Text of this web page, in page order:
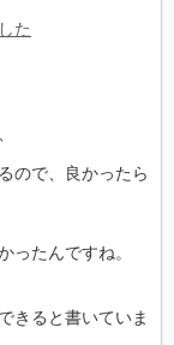
た
ので、良かったら
ったんですね。
きると書いていま